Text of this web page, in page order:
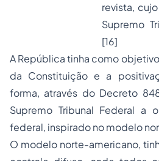
revista,
Supremo
[16]
A República tinha como
da Constituição e a
forma, através do Decreto
Supremo Tribunal Federal a
federal, inspirado no modelo
O modelo norte-americano,